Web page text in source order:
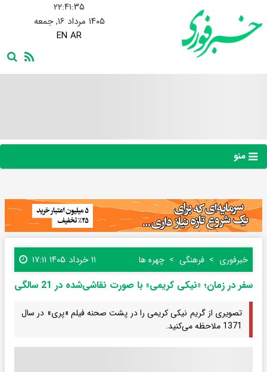
۲۲:۴۱:۳۶
۱۴۰۵ مرداد ۱۶, جمعه
EN AR
منو
خبرفوری فرهنگی چهره ها ۱۱ خرداد ۱۴۰۵ ۱۷:۱۱
سفر در زمان؛ «نیکی کریمی» با صورت نقاشی‌شده در 21 سالگی
تصویری از گریم نیکی کریمی را در پشت صحنه فیلم «پری» در سال
1371 ملاحظه می‌کنید.